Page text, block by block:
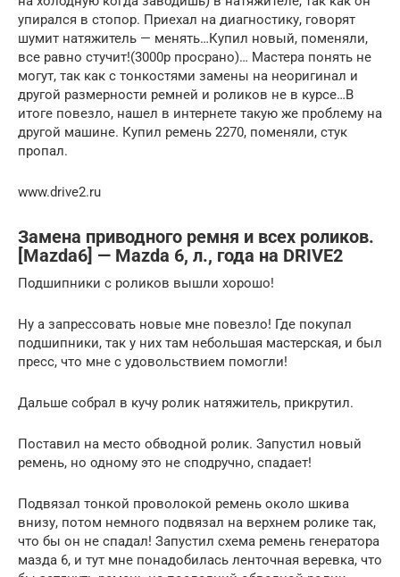
упирался в стопор. Приехал на диагностику, говорят
шумит натяжитель — менять…Купил новый, поменяли,
все равно стучит!(3000р просрано)… Мастера понять не
могут, так как с тонкостями замены на неоригинал и
другой размерности ремней и роликов не в курсе…В
итоге повезло, нашел в интернете такую же проблему на
другой машине. Купил ремень 2270, поменяли, стук
пропал.
www.drive2.ru
Замена приводного ремня и всех роликов.
[Mazda6] — Mazda 6, л., года на DRIVE2
Подшипники с роликов вышли хорошо!
Ну а запрессовать новые мне повезло! Где покупал
подшипники, так у них там небольшая мастерская, и был
пресс, что мне с удовольствием помогли!
Дальше собрал в кучу ролик натяжитель, прикрутил.
Поставил на место обводной ролик. Запустил новый
ремень, но одному это не сподручно, спадает!
Подвязал тонкой проволокой ремень около шкива
внизу, потом немного подвязал на верхнем ролике так,
что бы он не спадал! Запустил схема ремень генератора
мазда 6, и тут мне понадобилась ленточная веревка, что